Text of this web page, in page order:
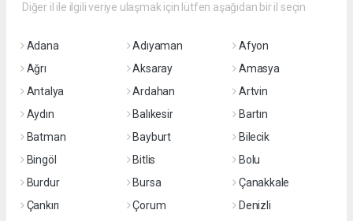
Diğer il ile ilgili veriye ulaşmak için lütfen aşağıdan bir il seçin
Adana Adıyaman
Afyon
Ağrı
Aksaray
Amasya
Antalya
Ardahan
Artvin
Aydın
Balıkesir
Bartın
Batman
Bayburt
Bilecik
Bingöl
Bitlis
Bolu
Burdur
Bursa
Çanakkale
Çankırı
Çorum
Denizli